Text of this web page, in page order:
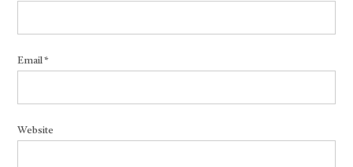
Email*
Website